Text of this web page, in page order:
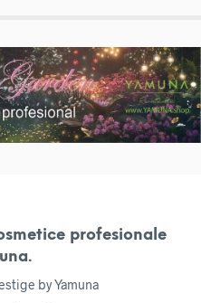
profesionale
by Yamuna